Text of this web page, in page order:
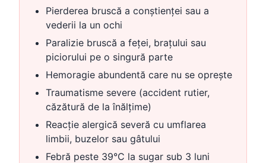
Pierderea bruscă a conștienței sau a
vederii la un ochi
Paralizie bruscă a feței, brațului sau
piciorului pe o singură parte
Hemoragie abundentă care nu se oprește
Traumatisme severe (accident rutier,
căzătură de la înălțime)
Reacție alergică severă cu umflarea
limbii, buzelor sau gâtului
Febră peste 39°C la sugar sub 3 luni